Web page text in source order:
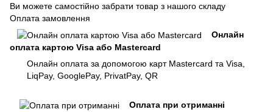
Ви можете самостійно забрати товар з нашого складу
Оплата замовлення
Онлайн
оплата картою Visa або Mastercard
Онлайн оплата за допомогою карт Mastercard та Visa,
LiqPay, GooglePay, PrivatPay, QR
Оплата при отриманні